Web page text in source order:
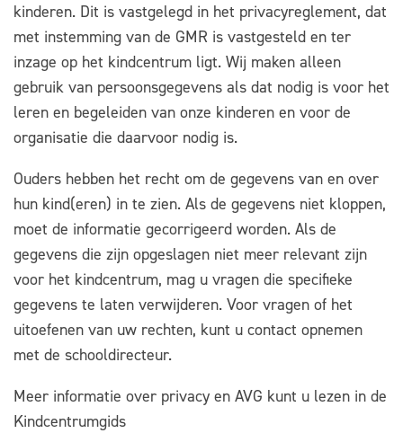
kinderen. Dit is vastgelegd in het privacyreglement, dat
met instemming van de GMR is vastgesteld en ter
inzage op het kindcentrum ligt. Wij maken alleen
gebruik van persoonsgegevens als dat nodig is voor het
leren en begeleiden van onze kinderen en voor de
organisatie die daarvoor nodig is.
Ouders hebben het recht om de gegevens van en over
hun kind(eren) in te zien. Als de gegevens niet kloppen,
moet de informatie gecorrigeerd worden. Als de
gegevens die zijn opgeslagen niet meer relevant zijn
voor het kindcentrum, mag u vragen die specifieke
gegevens te laten verwijderen. Voor vragen of het
uitoefenen van uw rechten, kunt u contact opnemen
met de schooldirecteur.
Meer informatie over privacy en AVG kunt u lezen in de
Kindcentrumgids